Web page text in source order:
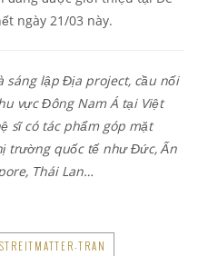
ngày 21/03 này.
sáng lập Địa project, cầu nối
vực Đông Nam Á tại Việt
sĩ có tác phẩm góp mặt
trường quốc tế như Đức, Ấn
Thái Lan…
TRAN